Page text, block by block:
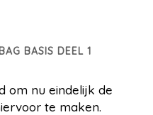
BASIS DEEL 1
om nu eindelijk de
te maken.